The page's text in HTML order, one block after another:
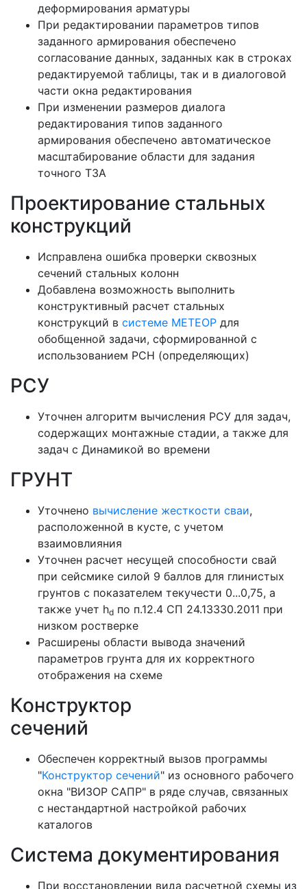
деформирования арматуры
При редактировании параметров типов
заданного армирования обеспечено
согласование данных, заданных как в строках
редактируемой таблицы, так и в диалоговой
части окна редактирования
При изменении размеров диалога
редактирования типов заданного
армирования обеспечено автоматическое
масштабирование области для задания
точного ТЗА
Проектирование стальных
конструкций
Исправлена ошибка проверки сквозных
сечений стальных колонн
Добавлена возможность выполнить
конструктивный расчет стальных
конструкций в системе МЕТЕОР для
обобщенной задачи, сформированной с
использованием РСН (определяющих)
РСУ
Уточнен алгоритм вычисления РСУ для задач,
содержащих монтажные стадии, а также для
задач с Динамикой во времени
ГРУНТ
Уточнено вычисление жесткости сваи,
расположенной в кусте, с учетом
взаимовлияния
Уточнен расчет несущей способности свай
при сейсмике силой 9 баллов для глинистых
грунтов с показателем текучести 0...0,75, а
также учет hd по п.12.4 СП 24.13330.2011 при
низком ростверке
Расширены области вывода значений
параметров грунта для их корректного
отображения на схеме
Конструктор
Обеспечен корректный вызов программы
"Конструктор сечений" из основного рабочего
окна "ВИЗОР САПР" в ряде случав, связанных
с нестандартной настройкой рабочих
каталогов
Система документирования
При восстановлении вида расчетной схемы из